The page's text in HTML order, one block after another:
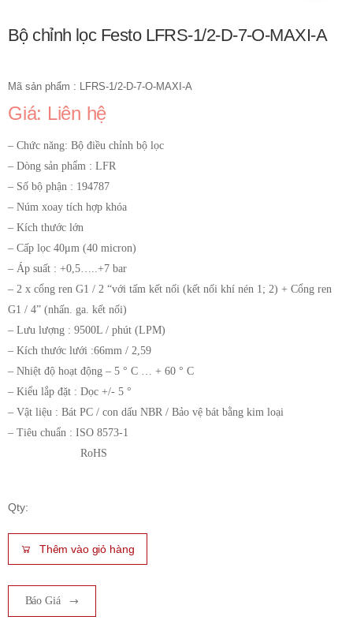
Bộ chỉnh lọc Festo LFRS-1/2-D-7-O-MAXI-A
Mã sản phẩm : LFRS-1/2-D-7-O-MAXI-A
Giá: Liên hệ
– Chức năng: Bộ điều chỉnh bộ lọc
– Dòng sản phẩm : LFR
– Số bộ phận : 194787
– Núm xoay tích hợp khóa
– Kích thước lớn
– Cấp lọc 40μm (40 micron)
– Áp suất : +0,5…..+7 bar
– 2 x cổng ren G1 / 2 “với tấm kết nối (kết nối khí nén 1; 2) + Cổng ren
G1 / 4” (nhấn. ga. kết nối)
– Lưu lượng : 9500L / phút (LPM)
– Kích thước lưới :66mm / 2,59
– Nhiệt độ hoạt động – 5 ° C … + 60 ° C
– Kiểu lắp đặt : Dọc +/- 5 °
– Vật liệu : Bát PC / con dấu NBR / Bảo vệ bát bằng kim loại
– Tiêu chuẩn : ISO 8573-1
RoHS
Qty:
Thêm vào giỏ hàng
Báo Giá